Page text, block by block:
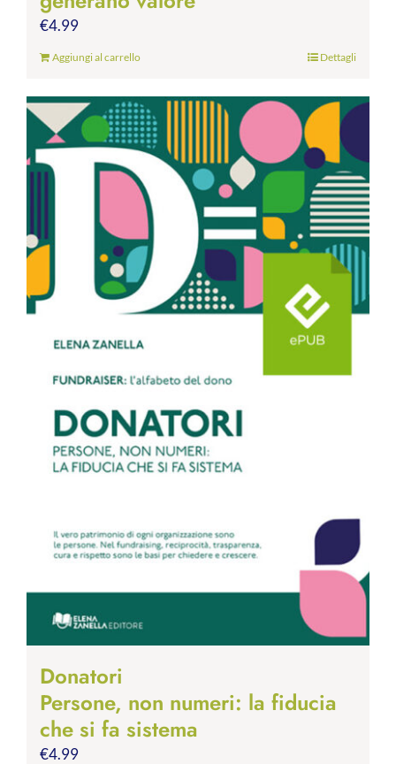
€4.99
Aggiungi al carrello Dettagli
Donatori
Persone, non numeri: la fiducia
che si fa sistema
€4.99